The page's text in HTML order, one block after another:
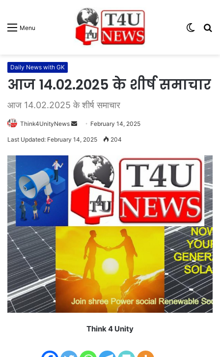
Menu
Switch
Daily News with GK
आज 14.02.2025 के शीर्ष समाचार
आज 14.02.2025 के शीर्ष समाचार
Think4UnityNews
d
n
a
February 14, 2025
Last Updated: February 14, 2025 204
Think 4 Unity